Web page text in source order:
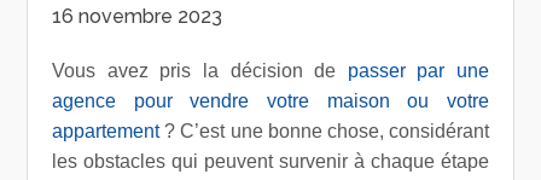
16 novembre 2023
Vous avez pris la décision de passer par une
agence pour vendre votre maison ou votre
appartement? C’est une bonne chose, considérant
les obstacles qui peuvent survenir à chaque étape